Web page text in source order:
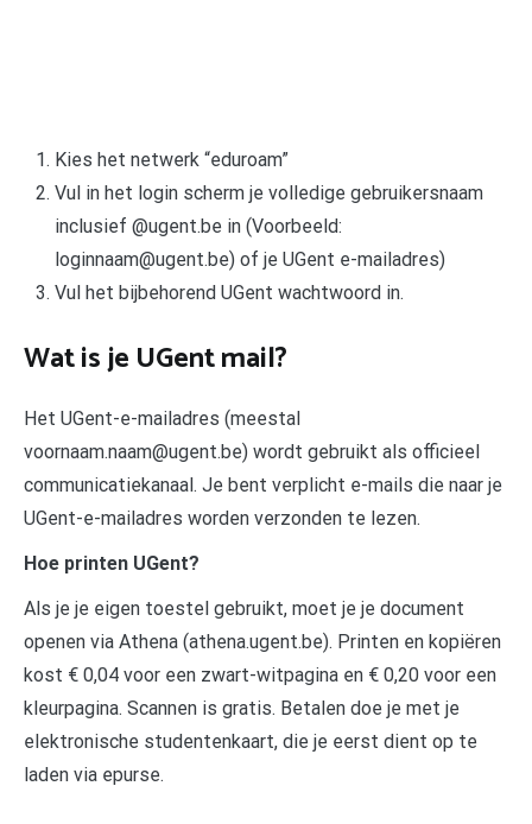
Kies het netwerk “eduroam”
Vul in het login scherm je volledige gebruikersnaam
inclusief @ugent.be in (Voorbeeld:
loginnaam@ugent.be) of je UGent e-mailadres)
Vul het bijbehorend UGent wachtwoord in.
Wat is je UGent mail?
Het UGent-e-mailadres (meestal
voornaam.naam@ugent.be) wordt gebruikt als officieel
communicatiekanaal. Je bent verplicht e-mails die naar je
UGent-e-mailadres worden verzonden te lezen.
Hoe printen UGent?
Als je je eigen toestel gebruikt, moet je je document
openen via Athena (athena.ugent.be). Printen en kopiëren
kost € 0,04 voor een zwart-witpagina en € 0,20 voor een
kleurpagina. Scannen is gratis. Betalen doe je met je
elektronische studentenkaart, die je eerst dient op te
laden via epurse.